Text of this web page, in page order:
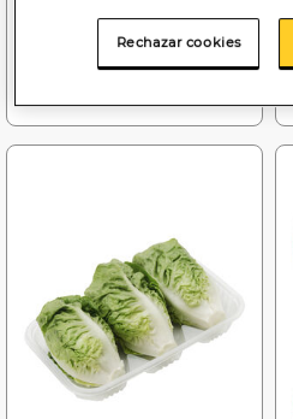
(06/08/26 - 26/08/26)
Rechazar cookies